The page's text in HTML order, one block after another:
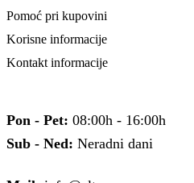
Pomoć pri kupovini
Korisne informacije
Kontakt informacije
Pon - Pet: 08:00h - 16:00h
Sub - Ned: Neradni dani